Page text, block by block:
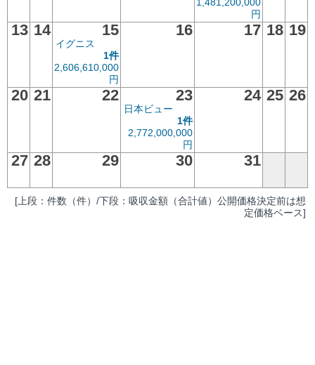
円
13 14 15
イグニス
1件
2,606,610,000
円
16 17 18 19
20 21 22 23
日本ビュー
1件
2,772,000,000
円
24 25 26
27 28 29 30 31
[上段：件数（件）/下段：吸収金額（合計値）公開価格決定前は想
定価格ベース]